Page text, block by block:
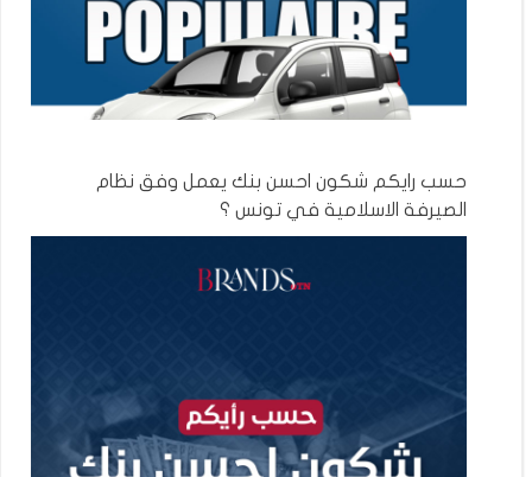
حسب رايكم شكون احسن بنك يعمل وفق نظام
الصيرفة الاسلامية في تونس ؟